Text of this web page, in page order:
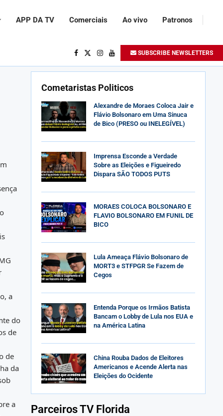
APP DA TV Comerciais Ao vivo Patronos
SUBSCRIBE NEWSLETTERS
a
do
de
de
da
a
Cometaristas Politicos
Alexandre de Moraes Coloca Jair e
Flávio Bolsonaro em Uma Sinuca
de Bico (PRESO ou INELEGÍVEL)
Imprensa Esconde a Verdade
Sobre as Eleições e Figueiredo
Dispara SÃO TODOS PUTS
MORAES COLOCA BOLSONARO E
FLAVIO BOLSONARO EM FUNIL DE
BICO
Lula Ameaça Flávio Bolsonaro de
MORT3 e STFPGR Se Fazem de
Cegos
Entenda Porque os Irmãos Batista
Bancam o Lobby de Lula nos EUA e
na América Latina
China Rouba Dados de Eleitores
Americanos e Acende Alerta nas
Eleições do Ocidente
Parceiros TV Florida